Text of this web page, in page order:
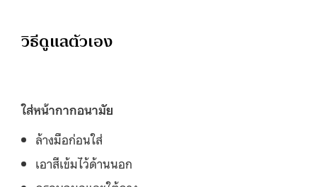
วิธีดูแลตัวเอง
ใส่หน้ากากอนามัย
ล้างมือก่อนใส่
เอาสีเข้มไว้ด้านนอก